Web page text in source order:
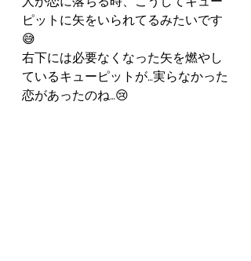
ピットに矢をいられてるみたいです
😅
右下には必要なくなった矢を燃やし
ているキューピットが…実らなかった
恋があったのね…😢